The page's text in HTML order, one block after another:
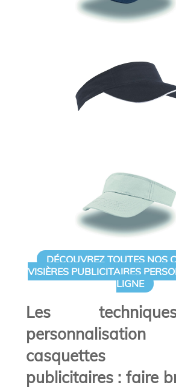
DÉCOUVREZ TOUTES NOS
VISIÈRES PUBLICITAIRES
LIGNE
Les
casquettes
publicitaires : faire